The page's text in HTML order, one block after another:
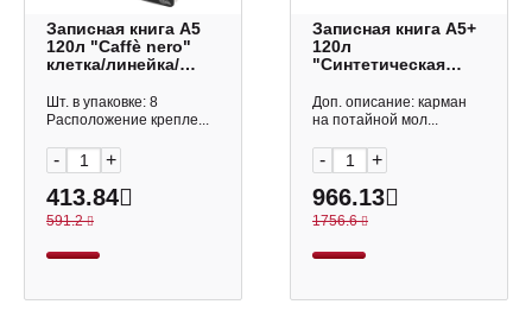
Записная книга А5
120л "Caffè nero"
клетка/линейка/
тв.обл. 3-567/12
BrunoVisconti
Шт. в упаковке: 8
Расположение крепле...
- +
413.84
591.2
Записная книга А5+
120л
"Синтетическая
сшивка,
тв.съем.обл.,
Феникс+
Доп. описание: карман
на потайной мол...
- +
966.13
1756.6